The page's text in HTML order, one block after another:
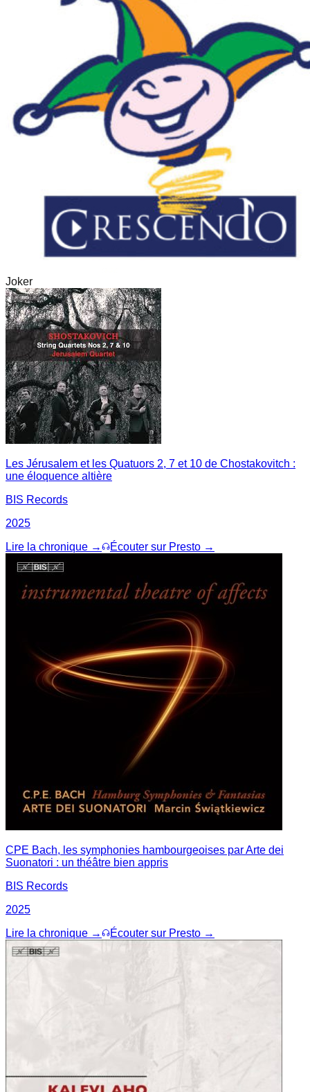
Joker
Les Jérusalem et les Quatuors 2, 7 et 10 de Chostakovitch :
une éloquence altière
BIS Records
2025
Lire la chronique →
Écouter sur Presto →
CPE Bach, les symphonies hambourgeoises par Arte dei
Suonatori : un théâtre bien appris
BIS Records
2025
Lire la chronique →
Écouter sur Presto →